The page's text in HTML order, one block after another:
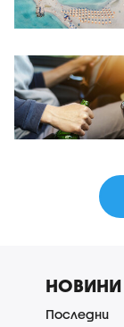
НОВИНИ
Последни